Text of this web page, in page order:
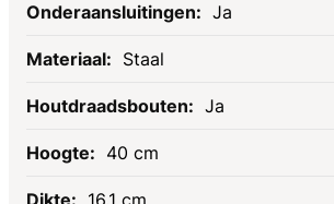
Ja
Staal
Ja
40 cm